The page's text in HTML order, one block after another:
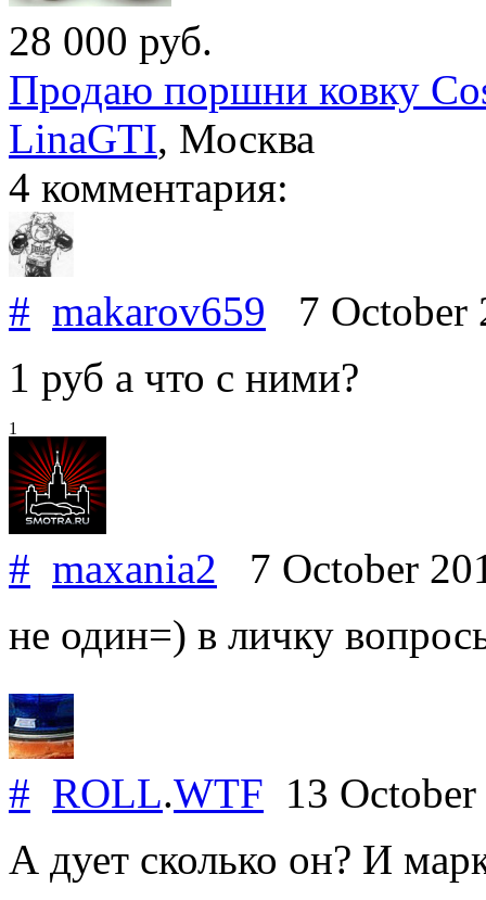
28 000 руб.
Продаю поршни ковку
LinaGTI, Москва
4 комментария:
# makarov659 7 October
1 руб а что с ними?
1
# maxania2 7 October
не один=) в личку
# ROLL.WTF 13
А дует сколько он? И